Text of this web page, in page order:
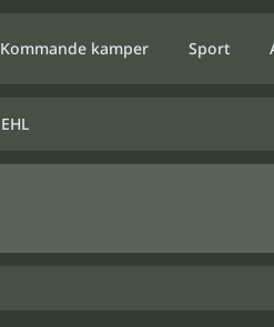
Kommande kamper Sport
EHL